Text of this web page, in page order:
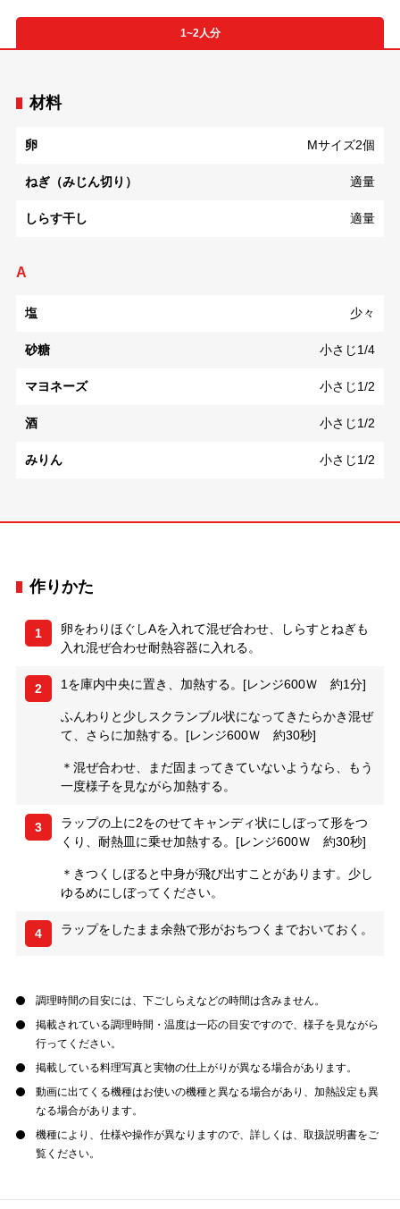
1~2人分
材料
卵 Mサイズ2個
ねぎ（みじん切り） 適量
しらす干し 適量
A
塩 少々
砂糖 小さじ1/4
マヨネーズ 小さじ1/2
酒 小さじ1/2
みりん 小さじ1/2
作りかた
1
卵をわりほぐしAを入れて混ぜ合わせ、しらすとねぎも
入れ混ぜ合わせ耐熱容器に入れる。
2 1を庫内中央に置き、加熱する。[レンジ600Ｗ 約1分]
ふんわりと少しスクランブル状になってきたらかき混ぜ
て、さらに加熱する。[レンジ600Ｗ 約30秒]
＊混ぜ合わせ、まだ固まってきていないようなら、もう
一度様子を見ながら加熱する。
3
ラップの上に2をのせてキャンディ状にしぼって形をつ
くり、耐熱皿に乗せ加熱する。[レンジ600Ｗ 約30秒]
＊きつくしぼると中身が飛び出すことがあります。少し
ゆるめにしぼってください。
4 ラップをしたまま余熱で形がおちつくまでおいておく。
調理時間の目安には、下ごしらえなどの時間は含みません。
掲載されている調理時間・温度は一応の目安ですので、様子を見ながら
行ってください。
掲載している料理写真と実物の仕上がりが異なる場合があります。
動画に出てくる機種はお使いの機種と異なる場合があり、加熱設定も異
なる場合があります。
機種により、仕様や操作が異なりますので、詳しくは、取扱説明書をご
覧ください。